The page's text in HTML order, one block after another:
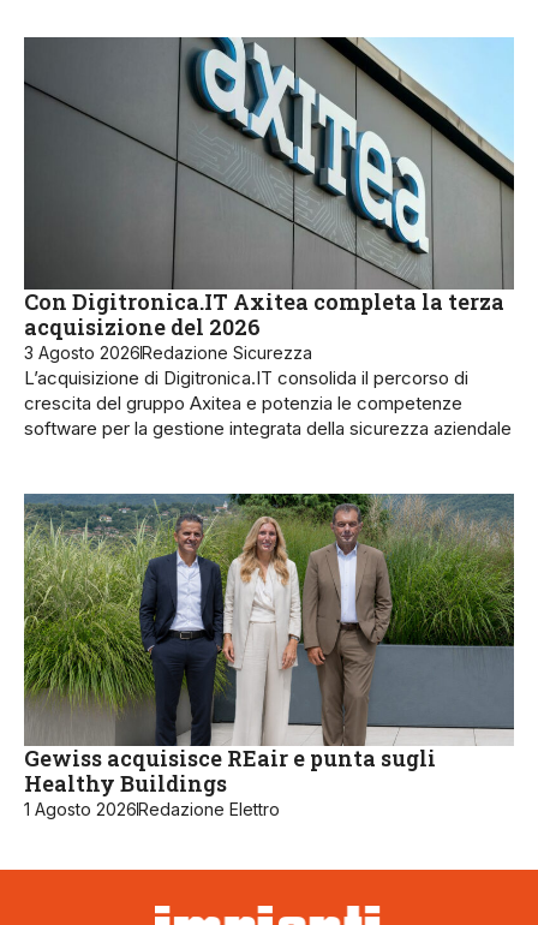
Con Digitronica.IT Axitea completa la terza
acquisizione del 2026
3 Agosto 2026Redazione Sicurezza
L’acquisizione di Digitronica.IT consolida il percorso di
crescita del gruppo Axitea e potenzia le competenze
software per la gestione integrata della sicurezza aziendale
Gewiss acquisisce REair e punta sugli
Healthy Buildings
1 Agosto 2026Redazione Elettro